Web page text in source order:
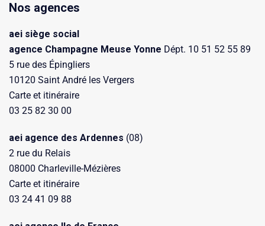
Nos agences
aei siège social
agence Champagne Meuse Yonne Dépt. 10 51 52 55 89
5 rue des Épingliers
10120 Saint André les Vergers
Carte et itinéraire
03 25 82 30 00
aei agence des Ardennes (08)
2 rue du Relais
08000 Charleville-Mézières
Carte et itinéraire
03 24 41 09 88